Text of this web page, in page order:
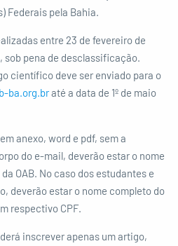
Federais pela Bahia.
entre 23 de fevereiro de
sob pena de desclassificação.
científico deve ser enviado para o
ba.org.braté a data de 1º de maio
anexo, word e pdf, sem a
do e-mail, deverão estar o nome
OAB. No caso dos estudantes e
deverão estar o nome completo do
respectivo CPF.
inscrever apenas um artigo,